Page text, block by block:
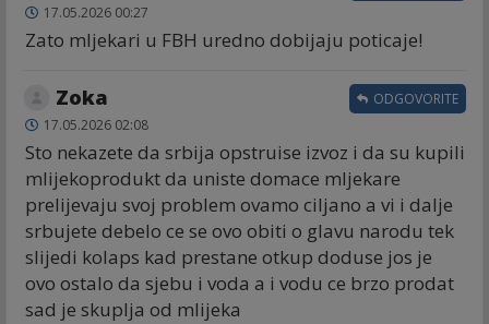
17.05.2026 00:27
Zato mljekari u FBH uredno dobijaju poticaje!
Zoka
17.05.2026 02:08
Sto nekazete da srbija opstruise izvoz i da su kupili
mlijekoprodukt da uniste domace mljekare
prelijevaju svoj problem ovamo ciljano a vi i dalje
srbujete debelo ce se ovo obiti o glavu narodu tek
slijedi kolaps kad prestane otkup doduse jos je
ovo ostalo da sjebu i voda a i vodu ce brzo prodat
sad je skuplja od mlijeka
ODGOVORITE